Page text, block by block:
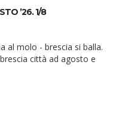
’26. 1/8
città ad agosto e